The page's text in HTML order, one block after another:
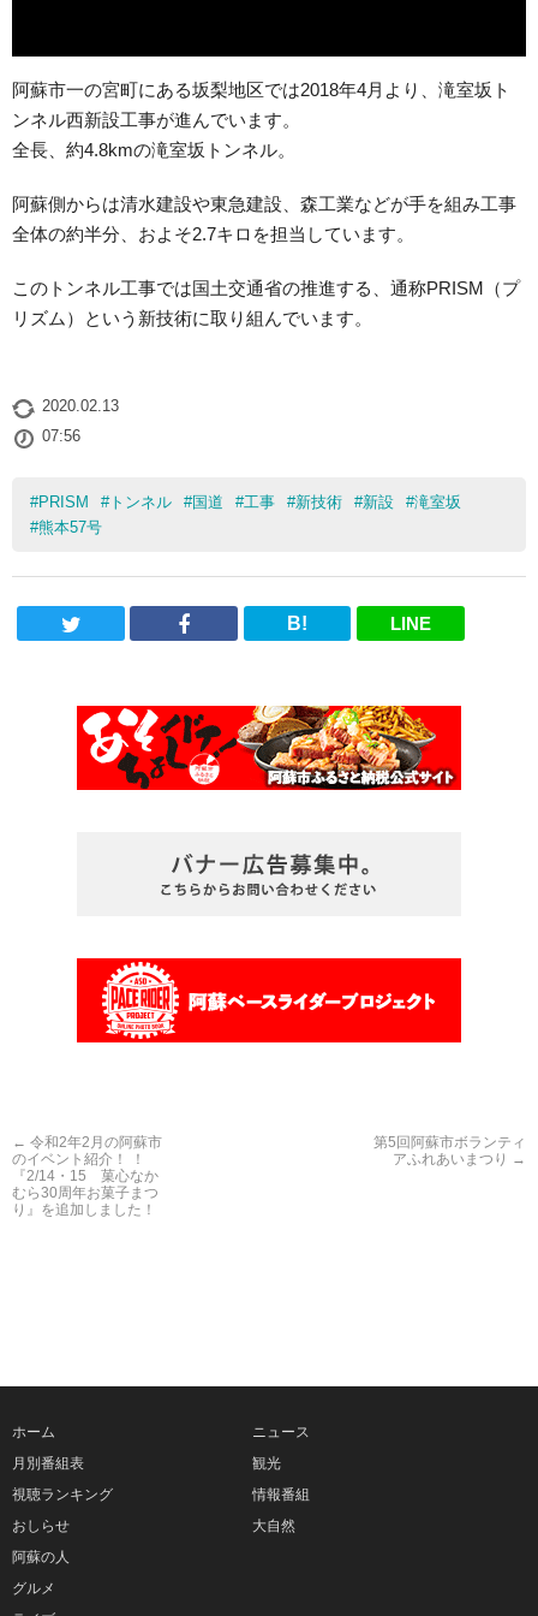
阿蘇市一の宮町にある坂梨地区では2018年4月より、滝室坂ト
ンネル西新設工事が進んでいます。
全長、約4.8kmの滝室坂トンネル。
阿蘇側からは清水建設や東急建設、森工業などが手を組み工事
全体の約半分、およそ2.7キロを担当しています。
このトンネル工事では国土交通省の推進する、通称PRISM（プ
リズム）という新技術に取り組んでいます。
2020.02.13
07:56
#PRISM #トンネル #国道 #工事 #新技術 #新設 #滝室坂
#熊本57号
B! LINE
← 令和2年2月の阿蘇市
のイベント紹介！ ！
『2/14・15 菓心なか
むら30周年お菓子まつ
り』を追加しました！
第5回阿蘇市ボランティ
アふれあいまつり →
ホーム
月別番組表
視聴ランキング
おしらせ
ニュース
観光
情報番組
大自然
阿蘇の人
グルメ